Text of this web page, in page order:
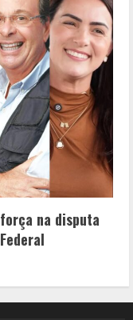
na disputa